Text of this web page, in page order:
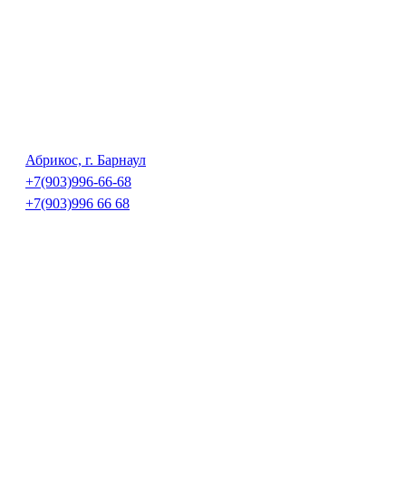
Абрикос, г. Барнаул
+7(903)996-66-68
+7(903)996 66 68